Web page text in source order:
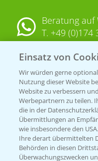
Beratung auf
T. +49 (0)174
KONTAKT
Hilfe in
T.+49
Einsatz von
Wir würden gerne
Nutzung dieser Website
Website zu verbessern
Werbepartnern zu teilen.
die in der
Übermittlungen an
wie insbesondere den
Ihre derart übermittelten
Behörden in diesen
Überwachungszwecken